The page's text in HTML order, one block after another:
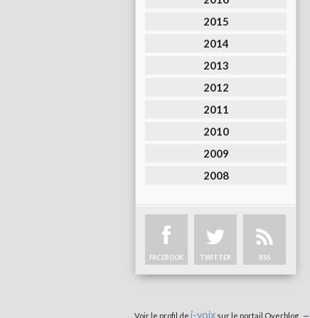
2015
2014
2013
2012
2011
2010
2009
2008
FACEBOOK TWITTER RSS
Voir le profil de i-voixsur le portail Overblog